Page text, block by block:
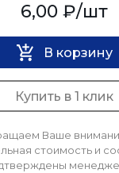
6,00 ₽/шт
В корзину
Купить в 1 клик
Ваше
стоимость и